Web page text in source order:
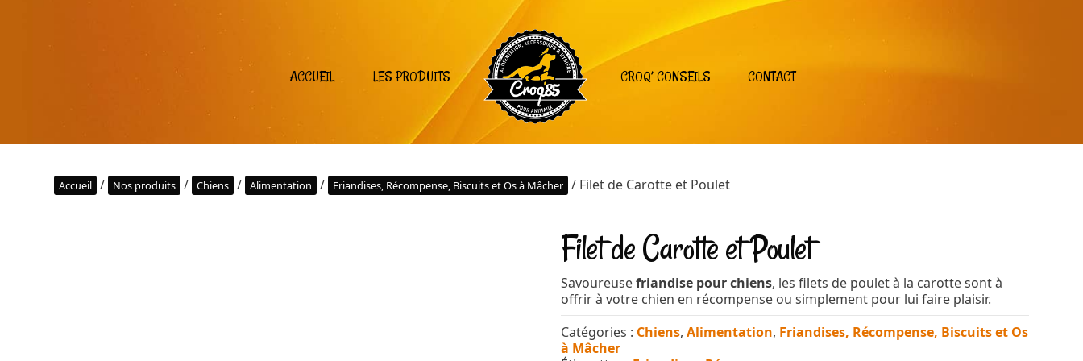
ACCUEIL LES PRODUITS CROQ’ CONSEILS CONTACT
Accueil / Nos produits / Chiens / Alimentation / Friandises, Récompense, Biscuits et Os à Mâcher / Filet de Carotte et Poulet
Filet de Carotte et Poulet
Savoureusefriandise pour chiens, les filets de poulet à la carotte sont à
offrir à votre chien en récompense ou simplement pour lui faire plaisir.
Catégories : Chiens,Alimentation, Friandises, Récompense, Biscuits et Os
à Mâcher